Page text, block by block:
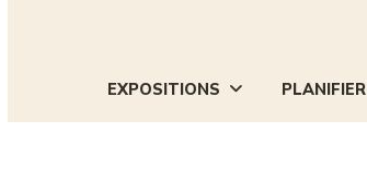
EXPOSITIONS 